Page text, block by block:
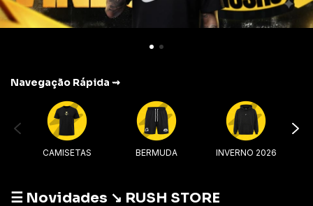
Navegação Rápida ⇝
CAMISETAS BERMUDA INVERNO 2026
☰ Novidades ↘︎ RUSH STORE